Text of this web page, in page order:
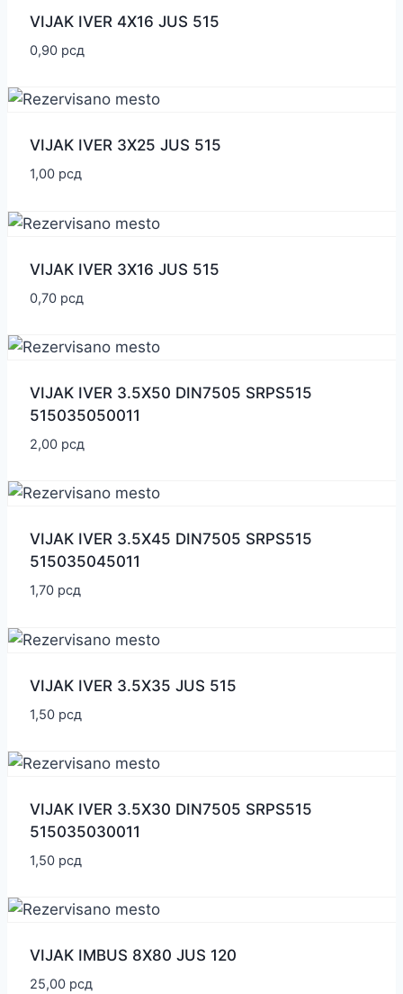
VIJAK IVER 4X16 JUS 515
0,90 рсд
VIJAK IVER 3X25 JUS 515
1,00 рсд
VIJAK IVER 3X16 JUS 515
0,70 рсд
VIJAK IVER 3.5X50 DIN7505 SRPS515
515035050011
2,00 рсд
VIJAK IVER 3.5X45 DIN7505 SRPS515
515035045011
1,70 рсд
VIJAK IVER 3.5X35 JUS 515
1,50 рсд
VIJAK IVER 3.5X30 DIN7505 SRPS515
515035030011
1,50 рсд
VIJAK IMBUS 8X80 JUS 120
25,00 рсд